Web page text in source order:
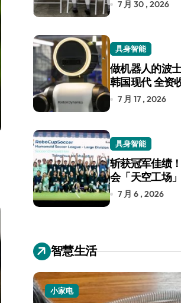
7 月 30 , 2026
具身智能
做机器人的波
韩国现代 全资
7 月 17 , 2026
具身智能
斩获冠军佳绩
会「天空工场
RoboCup 机器
7 月 6 , 2026
智慧生活
电视